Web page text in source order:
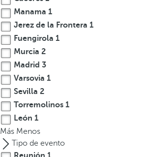
t
e
r
e
s
,
p
e
d
e
s
p
Manama 1
Jerez de la Frontera 1
Fuengirola 1
Murcia 2
Madrid 3
Varsovia 1
Sevilla 2
Torremolinos 1
León 1
Más Menos
Tipo de evento